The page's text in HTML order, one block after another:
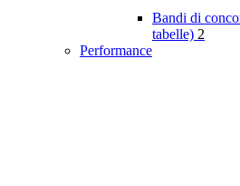
Bandi di
tabelle) 2
Performance